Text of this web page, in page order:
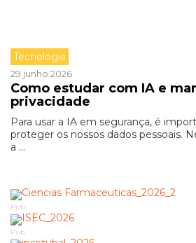
Tecnologia
29 junho 2026
Como estudar com IA e
privacidade
Para usar a IA em segurança, é
proteger os nossos dados pessoais.
a ...
Pub
Pub